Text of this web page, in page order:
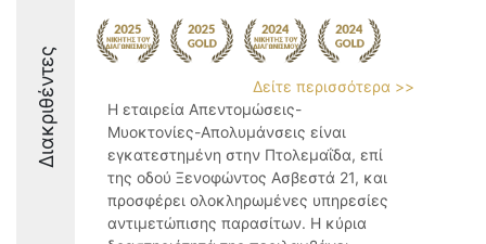
Διακριθέντες
Δείτε περισσότερα >>
Η εταιρεία Απεντομώσεις-
Μυοκτονίες-Απολυμάνσεις είναι
εγκατεστημένη στην Πτολεμαΐδα, επί
της οδού Ξενοφώντος Ασβεστά 21, και
προσφέρει ολοκληρωμένες υπηρεσίες
αντιμετώπισης παρασίτων. Η κύρια